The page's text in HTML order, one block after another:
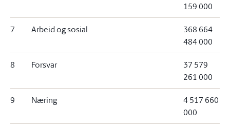
159 000
7 Arbeid og sosial
368 664
484 000
8 Forsvar
37 579
261 000
9 Næring
4 517 660
000